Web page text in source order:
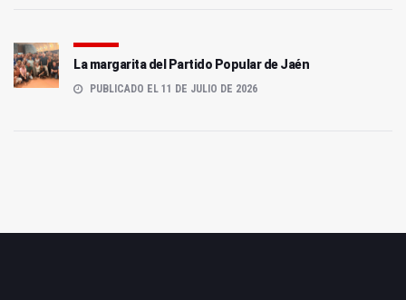
La margarita del Partido Popular de Jaén
PUBLICADO EL 11 DE JULIO DE 2026